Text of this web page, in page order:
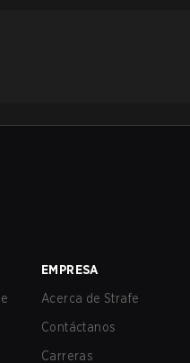
EMPRESA
Acerca de Strafe
Contáctanos
Carreras